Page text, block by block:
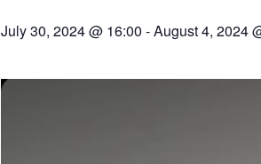
July 30, 2024 @ 16:00 -August 4, 2024